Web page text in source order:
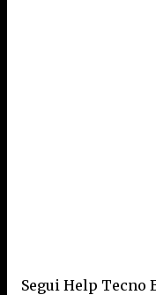
Segui Help Tecno